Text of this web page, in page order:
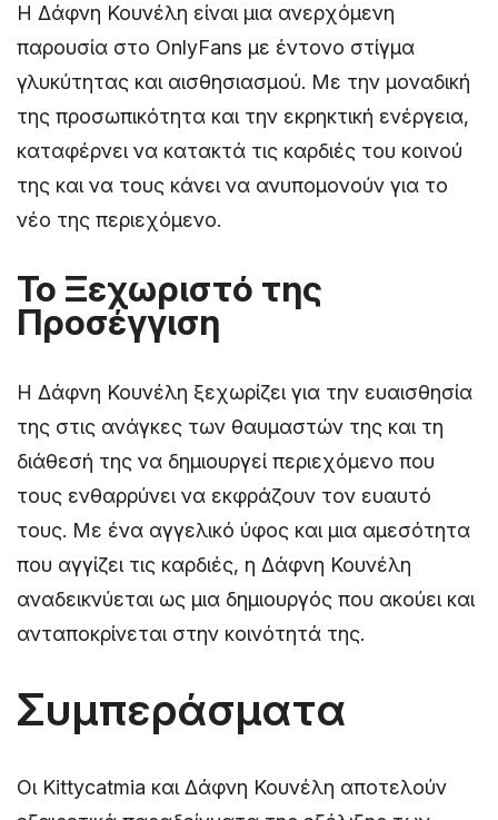
Η Δάφνη Κουνέλη είναι μια ανερχόμενη
παρουσία στο OnlyFans με έντονο στίγμα
γλυκύτητας και αισθησιασμού. Με την μοναδική
της προσωπικότητα και την εκρηκτική ενέργεια,
καταφέρνει να κατακτά τις καρδιές του κοινού
της και να τους κάνει να ανυπομονούν για το
νέο της περιεχόμενο.
Το Ξεχωριστό της
Προσέγγιση
Η Δάφνη Κουνέλη ξεχωρίζει για την ευαισθησία
της στις ανάγκες των θαυμαστών της και τη
διάθεσή της να δημιουργεί περιεχόμενο που
τους ενθαρρύνει να εκφράζουν τον ευαυτό
τους. Με ένα αγγελικό ύφος και μια αμεσότητα
που αγγίζει τις καρδιές, η Δάφνη Κουνέλη
αναδεικνύεται ως μια δημιουργός που ακούει και
ανταποκρίνεται στην κοινότητά της.
Συμπεράσματα
Οι Kittycatmia και Δάφνη Κουνέλη αποτελούν